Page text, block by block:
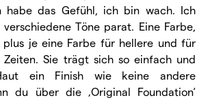
habe das Gefühl, ich bin wach. Ich
Töne parat. Eine Farbe,
plus je eine Farbe für hellere und für
Sie trägt sich so einfach und
ein Finish wie keine andere
du über die ‚Original Foundation‘